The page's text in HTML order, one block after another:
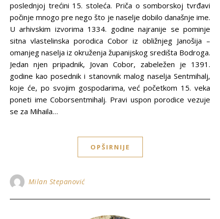
poslednjoj trećini 15. stoleća. Priča o somborskoj tvrđavi
počinje mnogo pre nego što je naselje dobilo današnje ime.
U arhivskim izvorima 1334. godine najranije se pominje
sitna vlastelinska porodica Cobor iz obližnjeg Janošija –
omanjeg naselja iz okruženja županijskog središta Bodroga.
Jedan njen pripadnik, Jovan Cobor, zabeležen je 1391.
godine kao posednik i stanovnik malog naselja Sentmihalj,
koje će, po svojim gospodarima, već početkom 15. veka
poneti ime Coborsentmihalj. Pravi uspon porodice vezuje
se za Mihaila…
OPŠIRNIJE
Milan Stepanović